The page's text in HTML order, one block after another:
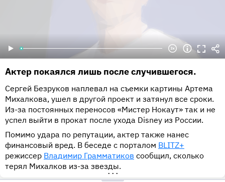
Актер покаялся лишь после случившегося.
Сергей Безруков наплевал на съемки картины Артема
Михалкова, ушел в другой проект и затянул все сроки.
Из-за постоянных переносов «Мистер Нокаут» так и не
успел выйти в прокат после ухода Disney из России.
Помимо удара по репутации, актер также нанес
финансовый вред. В беседе с порталом BLITZ+
режиссер Владимир Грамматиков сообщил, сколько
терял Михалков из-за звезды.
•••